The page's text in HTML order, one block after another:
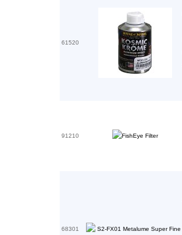
61520
91210
68301